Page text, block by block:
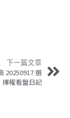
下一篇文章
20250917 選
擇權看盤日記